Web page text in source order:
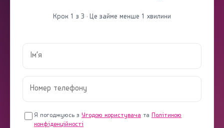
Крок 1 з 3 · Це займе менше 1 хвилини
Я погоджуюсь з Угодою користувача та Політикою
конфіденційності